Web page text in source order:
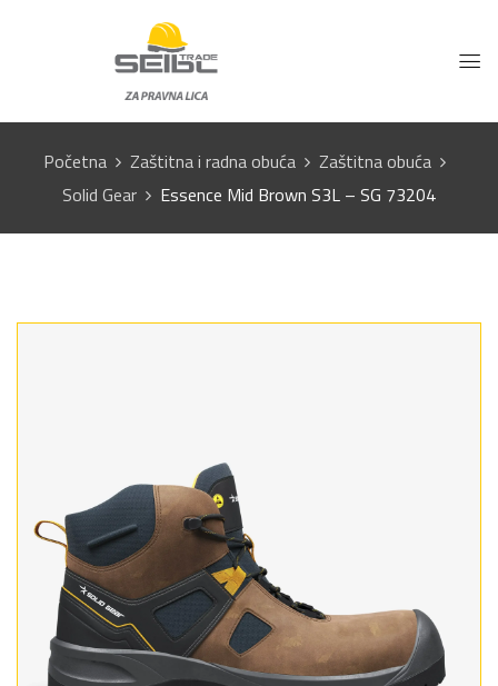
Početna Zaštitna i radna obuća
Zaštitna obuća
Solid Gear
Essence Mid Brown S3L – SG 73204